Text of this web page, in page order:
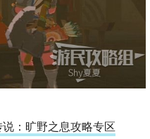
：旷野之息攻略专区